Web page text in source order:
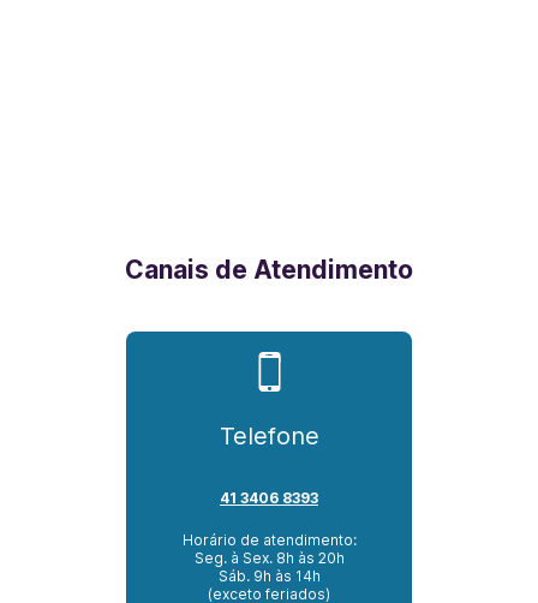
Canais de Atendimento
Telefone
41 3406 8393
Horário de atendimento:
Seg. à Sex. 8h às 20h
Sáb. 9h às 14h
(exceto feriados)